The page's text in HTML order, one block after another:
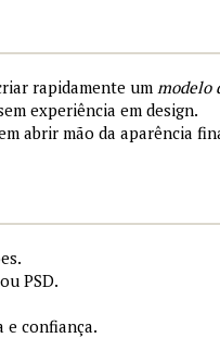
rapidamente um modelo
experiência em design.
abrir mão da aparência
PSD.
e confiança.